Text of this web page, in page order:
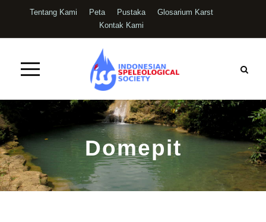
Tentang Kami Peta Pustaka
Glosarium Karst
Kontak Kami
Domepit